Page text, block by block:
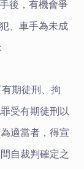
後，有機會爭
、車手為未成
期徒刑、拘
受有期徒刑以
適當者，得宣
自裁判確定之